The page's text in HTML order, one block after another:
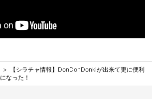
【シラチャ情報】DonDonDonkiが出来て更に便利
になった！